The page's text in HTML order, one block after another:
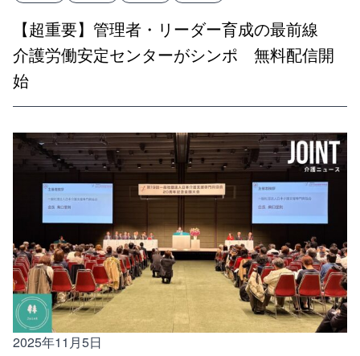
【超重要】管理者・リーダー育成の最前線
介護労働安定センターがシンポ 無料配信開
始
2025年11月5日